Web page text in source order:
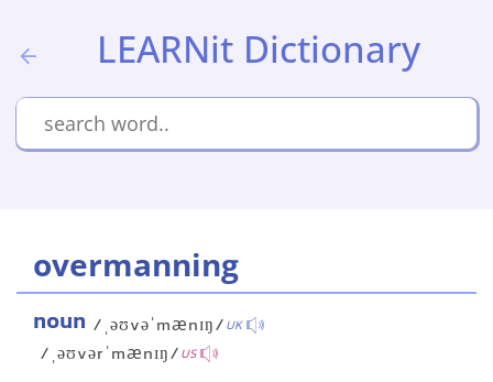
LEARNit Dictionary
overmanning
noun /ˌəʊvəˈmænɪŋ/UK
/ˌəʊvərˈmænɪŋ/US